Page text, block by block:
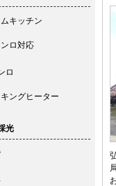
キッチン
ロ対応
ロ
キングヒーター
光